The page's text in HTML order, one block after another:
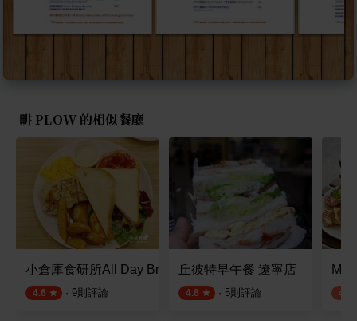
畊 PLOW 的相似餐廳
小倉庫食研所All Day Brunch
4.6 · 9則評論
丘彼特早午餐 遼寧店
4.6 · 5則評論 4.3